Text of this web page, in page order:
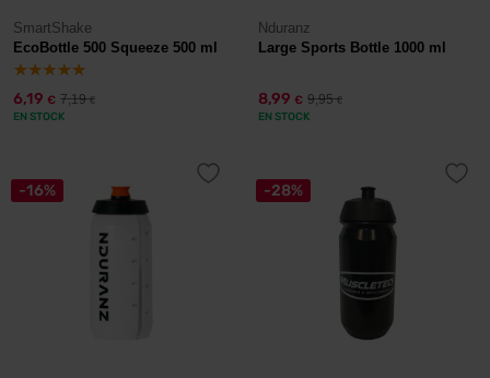
SmartShake
EcoBottle 500 Squeeze 500 ml
6,19 € 7,19€
EN STOCK
Nduranz
Large Sports Bottle 1000 ml
8,99 € 9,95€
EN STOCK
-16% -28%